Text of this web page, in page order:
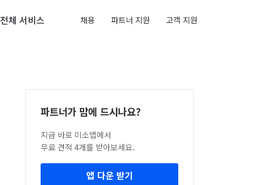
전체 서비스 채용 파트너 지원 고객 지원
파트너가 맘에 드시나요?
지금 바로 미소앱에서
무료 견적 4개를 받아보세요.
앱 다운 받기